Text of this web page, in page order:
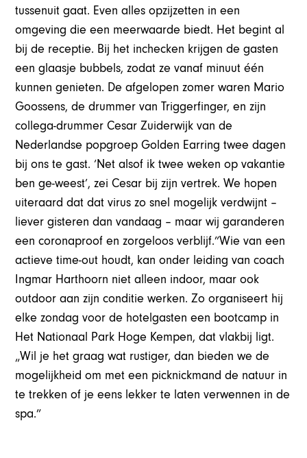
tussenuit gaat. Even alles opzijzetten in een
omgeving die een meerwaarde biedt. Het begint al
bij de receptie. Bij het inchecken krijgen de gasten
een glaasje bubbels, zodat ze vanaf minuut één
kunnen genieten. De afgelopen zomer waren Mario
Goossens, de drummer van Triggerfinger, en zijn
collega-drummer Cesar Zuiderwijk van de
Nederlandse popgroep Golden Earring twee dagen
bij ons te gast. ‘Net alsof ik twee weken op vakantie
ben ge-weest’, zei Cesar bij zijn vertrek. We hopen
uiteraard dat dat virus zo snel mogelijk verdwijnt –
liever gisteren dan vandaag – maar wij garanderen
een coronaproof en zorgeloos verblijf.”Wie van een
actieve time-out houdt, kan onder leiding van coach
Ingmar Harthoorn niet alleen indoor, maar ook
outdoor aan zijn conditie werken. Zo organiseert hij
elke zondag voor de hotelgasten een bootcamp in
Het Nationaal Park Hoge Kempen, dat vlakbij ligt.
„Wil je het graag wat rustiger, dan bieden we de
mogelijkheid om met een picknickmand de natuur in
te trekken of je eens lekker te laten verwennen in de
spa.”